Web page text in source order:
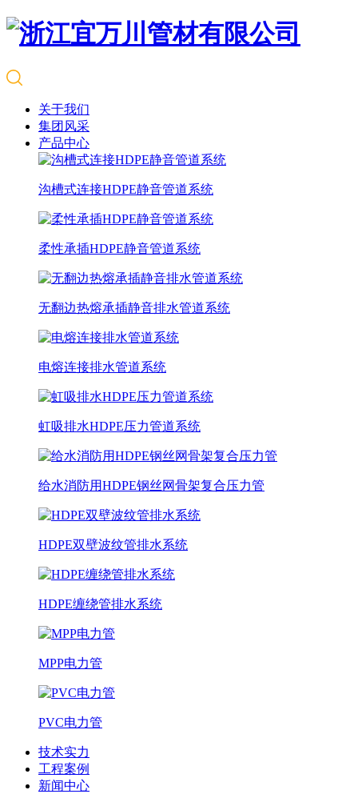
关于我们
集团风采
产品中心
沟槽式连接HDPE静音管道系统
柔性承插HDPE静音管道系统
无翻边热熔承插静音排水管道系统
电熔连接排水管道系统
虹吸排水HDPE压力管道系统
给水消防用HDPE钢丝网骨架复合压力管
HDPE双壁波纹管排水系统
HDPE缠绕管排水系统
MPP电力管
PVC电力管
技术实力
工程案例
新闻中心